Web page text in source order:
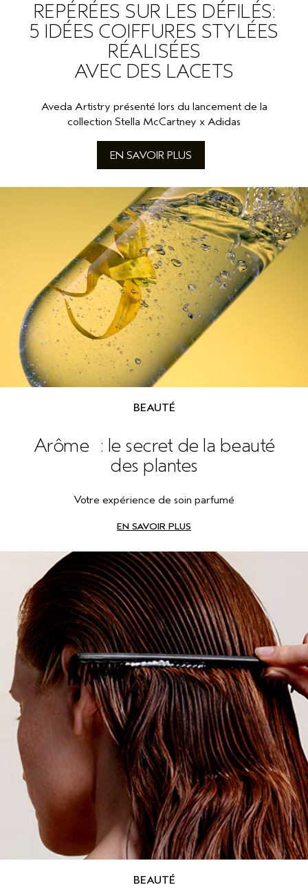
REPÉRÉES SUR LES DÉFILÉS:
5 IDÉES COIFFURES STYLÉES
RÉALISÉES
AVEC DES LACETS
Aveda Artistry présenté lors du lancement de la
collection Stella McCartney x Adidas
EN SAVOIR PLUS
BEAUTÉ
Arôme : le secret de la beauté
des plantes
Votre expérience de soin parfumé
EN SAVOIR PLUS
BEAUTÉ